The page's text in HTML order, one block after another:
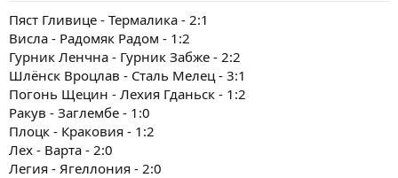
Пяст Гливице - Термалика - 2:1
Висла - Радомяк Радом - 1:2
Гурник Ленчна - Гурник Забже - 2:2
Шлёнск Вроцлав - Сталь Мелец - 3:1
Погонь Щецин - Лехия Гданьск - 1:2
Ракув - Заглембе - 1:0
Плоцк - Краковия - 1:2
Лех - Варта - 2:0
Легия - Ягеллония - 2:0